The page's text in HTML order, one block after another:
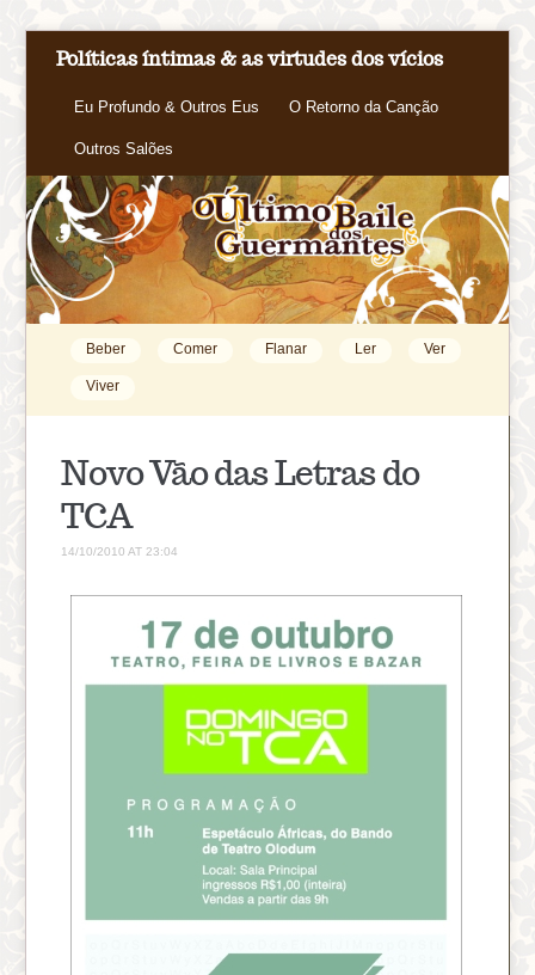
Políticas íntimas & as virtudes dos vícios
Eu Profundo & Outros Eus O Retorno da Canção
Outros Salões
Beber Comer Flanar Ler Ver
Viver
Novo Vão das Letras do
TCA
14/10/2010 AT 23:04